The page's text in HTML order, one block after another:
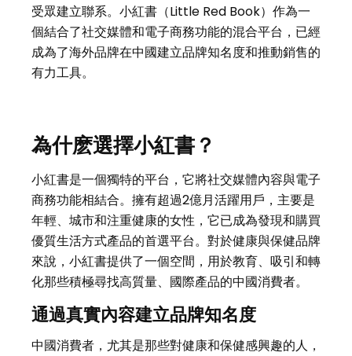
受眾建立聯系。小紅書（Little Red Book）作為一
個結合了社交媒體和電子商務功能的混合平台，已經
成為了海外品牌在中國建立品牌知名度和推動銷售的
有力工具。
為什麽選擇小紅書？
小紅書是一個獨特的平台，它將社交媒體內容與電子
商務功能相結合。擁有超過2億月活躍用戶，主要是
年輕、城市和注重健康的女性，它已成為發現和購買
優質生活方式產品的首選平台。對於健康與保健品牌
來說，小紅書提供了一個空間，用於教育、吸引和轉
化那些積極尋找高質量、國際產品的中國消費者。
通過真實內容建立品牌知名度
中國消費者，尤其是那些對健康和保健感興趣的人，